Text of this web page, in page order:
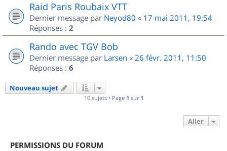
Raid Paris Roubaix VTT
Dernier message par Neyod80 « 17 mai 2011, 19:54
Réponses : 2
Rando avec TGV Bob
Dernier message par Larsen « 26 févr. 2011, 11:50
Réponses : 6
Nouveau sujet
10 sujets • Page 1 sur 1
Aller
PERMISSIONS DU FORUM